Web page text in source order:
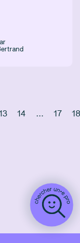
14 ... 17 18